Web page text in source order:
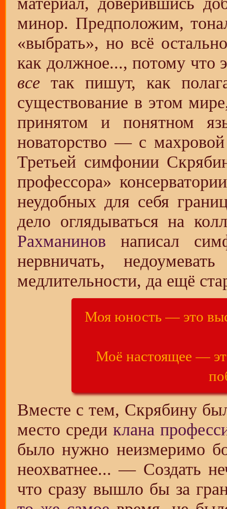
минор. Предположим,
«выбрать», но всё
как должное..., потому что
все так пишут, как
существование в этом
принятом и понятном
новаторство — с
Третьей симфонии
профессора»
неудобных для себя
дело оглядываться на
Рахманинов написал
нервничать,
медлительности, да ещё
Моя юность — это
Моё настоящее —
Вместе с тем, Скрябину
место среди клана
было нужно неизмеримо
неохватнее... — Создать
что сразу вышло бы за